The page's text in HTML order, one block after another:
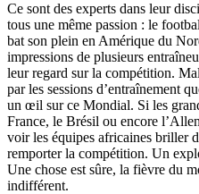
Ce sont des experts dans leur
tous une même passion : le
bat son plein en Amérique du
impressions de plusieurs
leur regard sur la compétition.
par les sessions d’entraînement
un œil sur ce Mondial. Si les
France, le Brésil ou encore
voir les équipes africaines briller
remporter la compétition. Un
Une chose est sûre, la fièvre du
indifférent.